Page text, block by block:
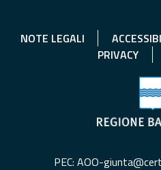
NOTE LEGALI
PRIVACY
PEC: AOO-